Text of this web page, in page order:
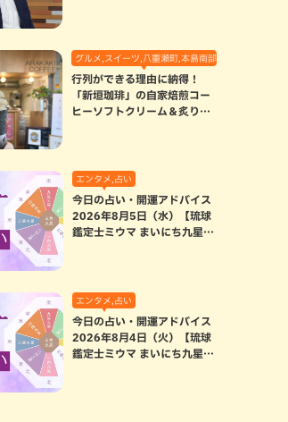
グルメ,スイーツ,八重瀬町,本島南部
行列ができる理由に納得！
「新垣珈琲」の自家焙煎コー
ヒーソフトクリーム＆炙りマ
エンタメ,占い
今日の占い・開運アドバイス
2026年8月5日（水）【琉球
鑑定士ミウマ まいにち九星気
エンタメ,占い
今日の占い・開運アドバイス
2026年8月4日（火）【琉球
鑑定士ミウマ まいにち九星気